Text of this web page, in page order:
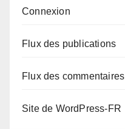
Connexion
Flux des publications
Flux des commentaires
Site de WordPress-FR